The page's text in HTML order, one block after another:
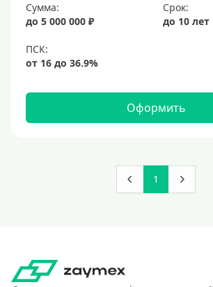
Сумма:
до 5 000 000 ₽
Срок:
до 10 лет
Оформить
1